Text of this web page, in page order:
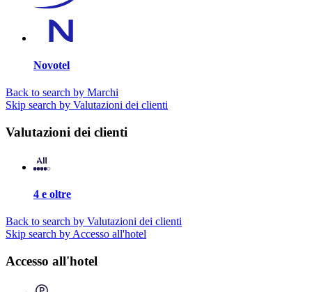
Novotel
Back to search by Marchi
Skip search by Valutazioni dei clienti
Valutazioni dei clienti
4 e oltre
Back to search by Valutazioni dei clienti
Skip search by Accesso all'hotel
Accesso all'hotel